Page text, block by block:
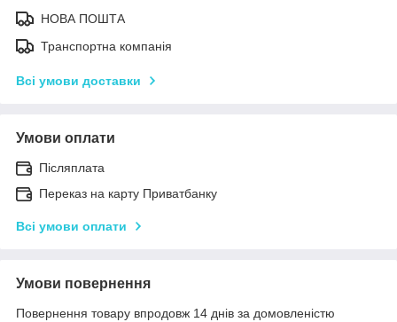
НОВА ПОШТА
Транспортна компанія
Всі умови доставки
Умови оплати
Післяплата
Переказ на карту Приватбанку
Всі умови оплати
Умови повернення
Повернення товару впродовж 14 днів за домовленістю